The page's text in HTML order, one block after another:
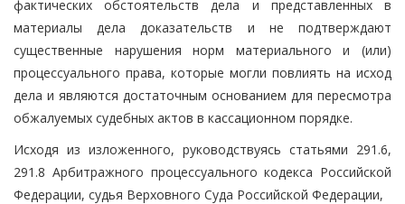
фактических обстоятельств дела и представленных в
материалы дела доказательств и не подтверждают
существенные нарушения норм материального и (или)
процессуального права, которые могли повлиять на исход
дела и являются достаточным основанием для пересмотра
обжалуемых судебных актов в кассационном порядке.
Исходя из изложенного, руководствуясь статьями 291.6,
291.8 Арбитражного процессуального кодекса Российской
Федерации, судья Верховного Суда Российской Федерации,